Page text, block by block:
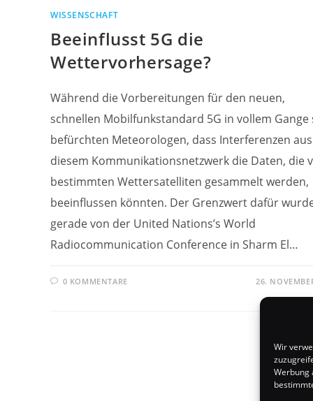
Wir
Werbung
WISSENSCHAFT
Beeinflusst 5G die
Wettervorhersage?
Während die Vorbereitungen für den neuen,
schnellen Mobilfunkstandard 5G in vollem Gange
befürchten Meteorologen, dass Interferenzen aus
diesem Kommunikationsnetzwerk die Daten, die
bestimmten Wettersatelliten gesammelt werden,
beeinflussen könnten. Der Grenzwert dafür
gerade von der United Nations’s World
Radiocommunication Conference in Sharm El…
0 KOMMENTARE 26.